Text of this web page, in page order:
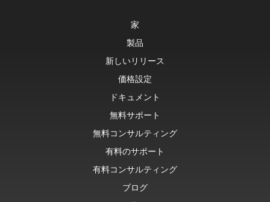
家
製品
新しいリリース
価格設定
ドキュメント
無料サポート
無料コンサルティング
有料のサポート
有料コンサルティング
ブログ